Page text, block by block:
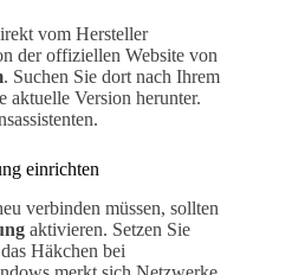
vom Hersteller
der offiziellen Website von
. Suchen Sie dort nach Ihrem
aktuelle Version herunter.
einrichten
verbinden müssen, sollten
aktivieren. Setzen Sie
Häkchen bei